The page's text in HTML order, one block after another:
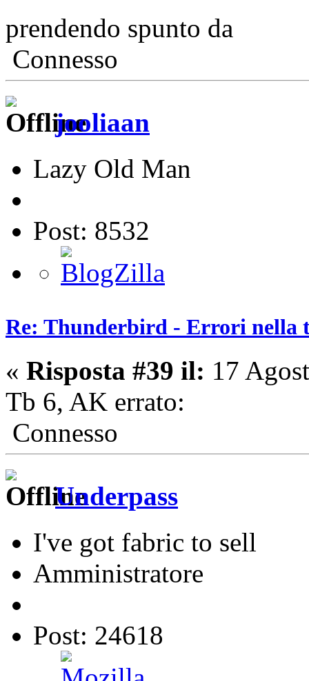
prendendo spunto da
Connesso
jooliaan
Lazy Old Man
Post: 8532
Re: Thunderbird - Errori nella
« Risposta #39 il: 17
Tb 6, AK errato:
Connesso
Underpass
I've got fabric to sell
Amministratore
Post: 24618